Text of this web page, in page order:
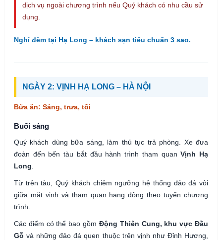
dịch vụ ngoài chương trình nếu Quý khách có nhu cầu sử
dụng.
Nghỉ đêm tại Hạ Long – khách sạn tiêu chuẩn 3 sao.
NGÀY 2: VỊNH HẠ LONG – HÀ NỘI
Bữa ăn: Sáng, trưa, tối
Buổi sáng
Quý khách dùng bữa sáng, làm thủ tục trả phòng. Xe đưa
đoàn đến bến tàu bắt đầu hành trình tham quanVịnh Hạ
Long
Từ trên tàu, Quý khách chiêm ngưỡng hệ thống đảo đá vôi
giữa mặt vịnh và tham quan hang động theo tuyến chương
trình.
Các điểm có thể bao gồm Động Thiên Cung, khu vực Đầu
Gỗ và những đảo đá quen thuộc trên vịnh như Đỉnh Hương,